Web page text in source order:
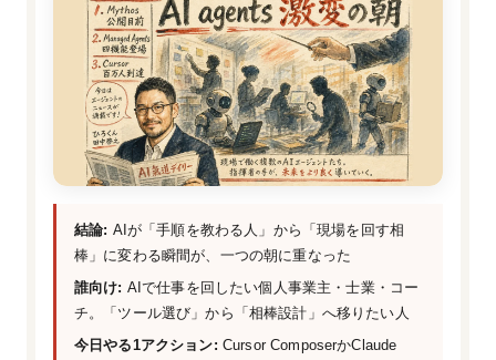
結論: AIが「手順を教わる人」から「現場を回す相
棒」に変わる瞬間が、一つの朝に重なった
誰向け: AIで仕事を回したい個人事業主・士業・コー
チ。「ツール選び」から「相棒設計」へ移りたい人
今日やる1アクション: Cursor ComposerかClaude